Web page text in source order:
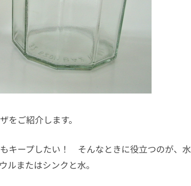
をご紹介します。
キープしたい！ そんなときに役立つのが、水
ルまたはシンクと水。